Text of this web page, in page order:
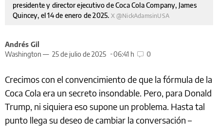
presidente y director ejecutivo de Coca Cola Company, James
Quincey, el 14 de enero de 2025. X @NickAdamsinUSA
Andrés Gil
Washington — 25 de julio de 2025 06:41 h 0
Crecimos con el convencimiento de que la fórmula de la
Coca Cola era un secreto insondable. Pero, para Donald
Trump, ni siquiera eso supone un problema. Hasta tal
punto llega su deseo de cambiar la conversación –